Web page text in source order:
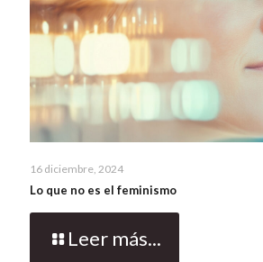
16 diciembre, 2024
Lo que no es el feminismo
Leer más...